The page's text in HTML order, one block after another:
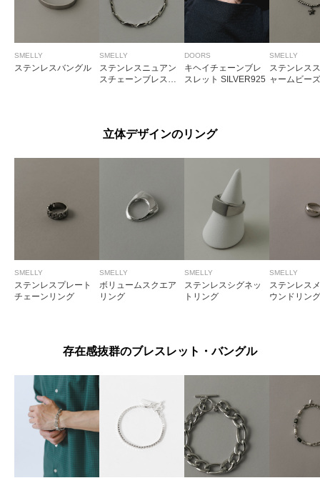
SMELLY
ステンレスバングル
SMELLY
ステンレスニュアン
スチェーンブレスレ
DOORS
キヘイチェーンブレ
スレット SILVER925
SMELLY
ステンレス
ャームビー
立体デザインのリング
SMELLY
ステンレスプレート
チェーンリング
SMELLY
ボリュームスクエア
リング
SMELLY
ステンレスシグネッ
トリング
SMELLY
ステンレス
ウンドリング
存在感抜群のブレスレット・バングル